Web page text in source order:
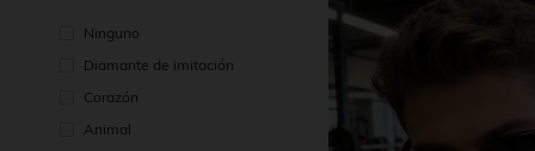
Ninguno
Diamante de imitación
Corazón
Animal